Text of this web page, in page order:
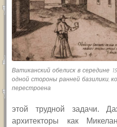
Ватиканский обелиск в середине
одной стороны ранней базилики,
перестроена
этой трудной задачи.
архитекторы как